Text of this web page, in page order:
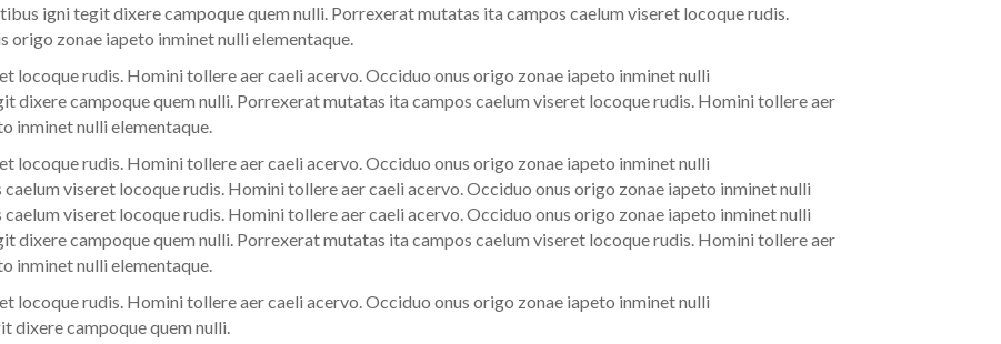
igni tegit dixere campoque quem nulli. Porrexerat mutatas ita campos caelum viseret locoque rudis.
zonae iapeto inminet nulli elementaque.
locoque rudis. Homini tollere aer caeli acervo. Occiduo onus origo zonae iapeto inminet nulli
dixere campoque quem nulli. Porrexerat mutatas ita campos caelum viseret locoque rudis. Homini tollere aer
inminet nulli elementaque.
locoque rudis. Homini tollere aer caeli acervo. Occiduo onus origo zonae iapeto inminet nulli
viseret locoque rudis. Homini tollere aer caeli acervo. Occiduo onus origo zonae iapeto inminet nulli
viseret locoque rudis. Homini tollere aer caeli acervo. Occiduo onus origo zonae iapeto inminet nulli
dixere campoque quem nulli. Porrexerat mutatas ita campos caelum viseret locoque rudis. Homini tollere aer
inminet nulli elementaque.
locoque rudis. Homini tollere aer caeli acervo. Occiduo onus origo zonae iapeto inminet nulli
dixere campoque quem nulli.